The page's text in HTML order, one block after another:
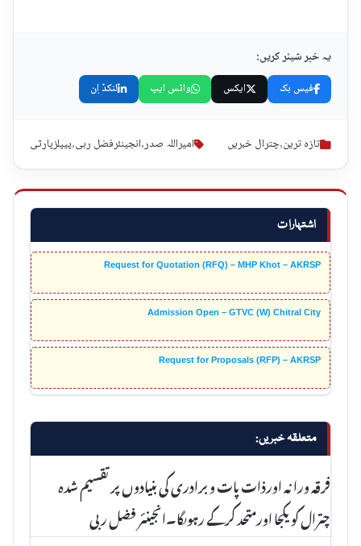
اشتہارات
Request for Quotation (RFQ) – MHP Khot – AKRSP
Admission Open – GTVC (W) Chitral City
Request for Proposals (RFP) – AKRSP
متعلقہ خبریں:
فرقہ ورانہ اورذات پات و برادری کی بنیادوں پرتقسیم شدہ
چترال کو یکجا اورمتحد کرکے رہوںگا۔انجینئر فضل ربی
یہ خبر شیئر کریں:
فیس بک ایکس واٹس ایپ لنکڈ اِن
تازہ ترین,چترال خبریں امیراللہ صدر,انجینئرفضل ربی,پیپلزپارٹی